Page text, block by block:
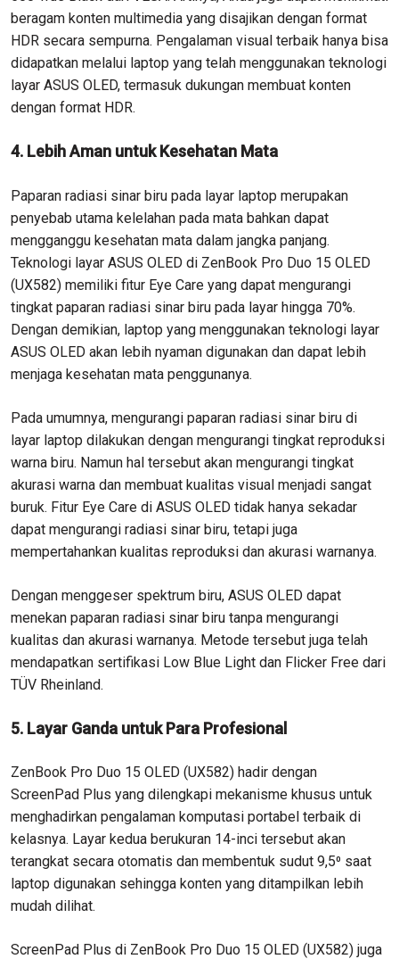
beragam konten multimedia yang disajikan dengan format
HDR secara sempurna. Pengalaman visual terbaik hanya bisa
didapatkan melalui laptop yang telah menggunakan teknologi
layar ASUS OLED, termasuk dukungan membuat konten
dengan format HDR.
4. Lebih Aman untuk Kesehatan Mata
Paparan radiasi sinar biru pada layar laptop merupakan
penyebab utama kelelahan pada mata bahkan dapat
mengganggu kesehatan mata dalam jangka panjang.
Teknologi layar ASUS OLED di ZenBook Pro Duo 15 OLED
(UX582) memiliki fitur Eye Care yang dapat mengurangi
tingkat paparan radiasi sinar biru pada layar hingga 70%.
Dengan demikian, laptop yang menggunakan teknologi layar
ASUS OLED akan lebih nyaman digunakan dan dapat lebih
menjaga kesehatan mata penggunanya.
Pada umumnya, mengurangi paparan radiasi sinar biru di
layar laptop dilakukan dengan mengurangi tingkat reproduksi
warna biru. Namun hal tersebut akan mengurangi tingkat
akurasi warna dan membuat kualitas visual menjadi sangat
buruk. Fitur Eye Care di ASUS OLED tidak hanya sekadar
dapat mengurangi radiasi sinar biru, tetapi juga
mempertahankan kualitas reproduksi dan akurasi warnanya.
Dengan menggeser spektrum biru, ASUS OLED dapat
menekan paparan radiasi sinar biru tanpa mengurangi
kualitas dan akurasi warnanya. Metode tersebut juga telah
mendapatkan sertifikasi Low Blue Light dan Flicker Free dari
TÜV Rheinland.
5. Layar Ganda untuk Para Profesional
ZenBook Pro Duo 15 OLED (UX582) hadir dengan
ScreenPad Plus yang dilengkapi mekanisme khusus untuk
menghadirkan pengalaman komputasi portabel terbaik di
kelasnya. Layar kedua berukuran 14-inci tersebut akan
terangkat secara otomatis dan membentuk sudut 9,5⁰ saat
laptop digunakan sehingga konten yang ditampilkan lebih
mudah dilihat.
ScreenPad Plus di ZenBook Pro Duo 15 OLED (UX582) juga